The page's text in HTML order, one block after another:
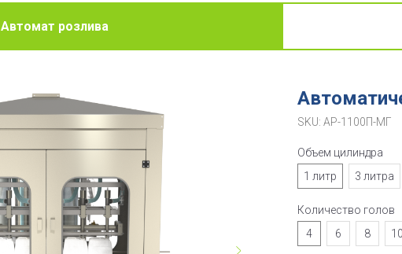
Автомат розлива
SKU: АР-1100П-МГ
Объем цилиндра
1 литр
3 литра
Количество голов
4
6 8 10